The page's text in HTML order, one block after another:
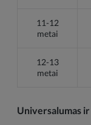
11-12
metai
12-13
metai
Universalumas